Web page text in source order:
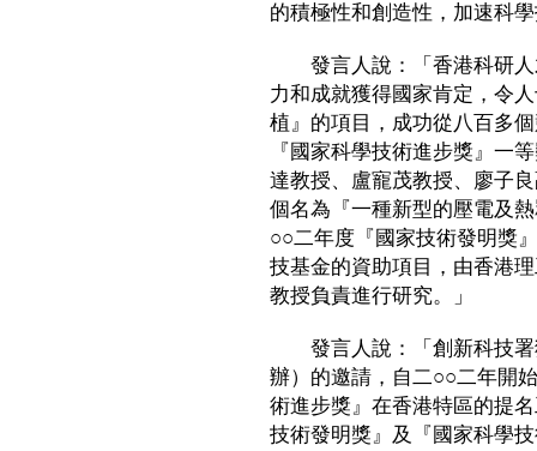
的積極性和創造性，加速科
發言人說：「香港科研人
力和成就獲得國家肯定，令
植』的項目，成功從八百多
『國家科學技術進步獎』一
達教授、盧寵茂教授、廖子
個名為『一種新型的壓電及
○○二年度『國家技術發明獎
技基金的資助項目，由香港
教授負責進行研究。」
發言人說：「創新科技署
辦）的邀請，自二○○二年開
術進步獎』在香港特區的提
技術發明獎』及『國家科學